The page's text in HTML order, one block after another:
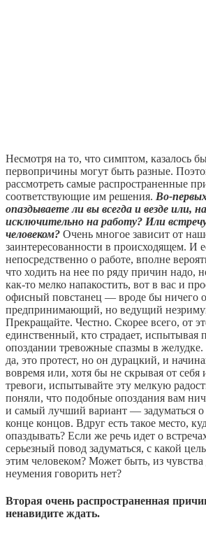
Несмотря на то, что симптом, казалось
первопричины могут быть разные.
рассмотреть самые распространенные
соответствующие им решения. Во-
опаздываете ли вы всегда и везде или,
исключительно на работу? Или
человеком? Очень многое зависит от
заинтересованности в происходящем. И
непосредственно о работе, вполне
что ходить на нее по ряду причин надо,
как-то мелко напакостить, вот в вас и
офисный повстанец — вроде бы ничего
предпринимающий, но ведущий
Прекращайте. Честно. Скорее всего, от
единственный, кто страдает, испытывая
опоздании тревожные спазмы в
да, это протест, но он дурацкий, и
вовремя или, хотя бы не скрывая от себя
тревоги, испытывайте эту мелкую
поняли, что подобные опоздания вам
и самый лучший вариант — задуматься о
конце концов. Вдруг есть такое место,
опаздывать? Если же речь идет о
серьезный повод задуматься, с какой
этим человеком? Может быть, из чувства
неумения говорить нет?
Вторая очень распространенная
ненавидите ждать.